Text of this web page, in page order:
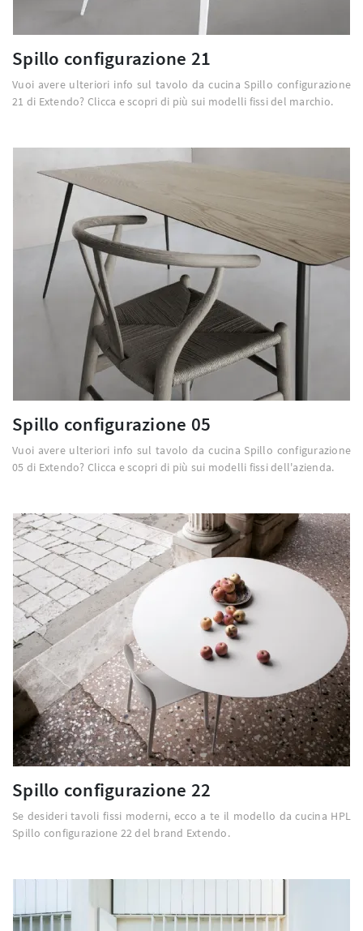
Spillo configurazione 21
Vuoi avere ulteriori info sul tavolo da cucina Spillo configurazione
21 di Extendo? Clicca e scopri di più sui modelli fissi del marchio.
Spillo configurazione 05
Vuoi avere ulteriori info sul tavolo da cucina Spillo configurazione
05 di Extendo? Clicca e scopri di più sui modelli fissi dell'azienda.
Spillo configurazione 22
Se desideri tavoli fissi moderni, ecco a te il modello da cucina HPL
Spillo configurazione 22 del brand Extendo.